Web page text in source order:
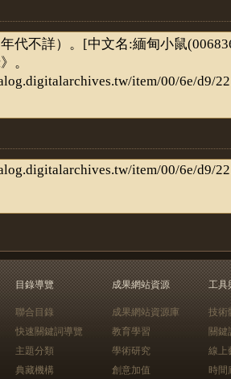
目錄導覽
聯合目錄
快速關鍵詞導覽
主題分類
典藏機構
成果網站資源
成果網站資源庫
教育學習
學術研究
創意加值
工具
技術
關鍵
線上
時間